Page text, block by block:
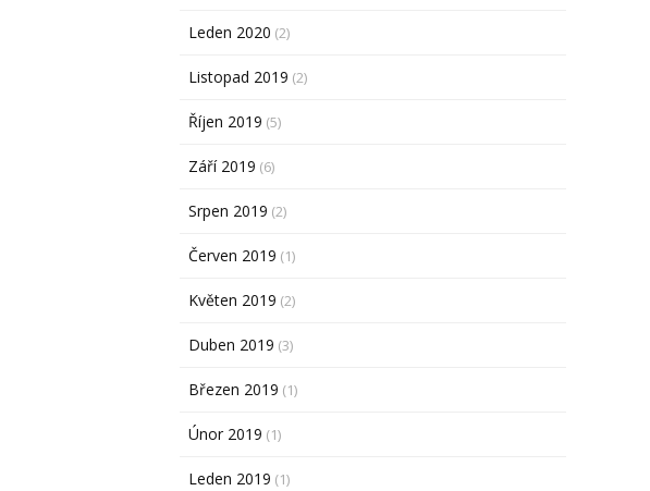
Leden 2020 (2)
Listopad 2019 (2)
Říjen 2019 (5)
Září 2019 (6)
Srpen 2019 (2)
Červen 2019 (1)
Květen 2019 (2)
Duben 2019 (3)
Březen 2019 (1)
Únor 2019 (1)
Leden 2019 (1)